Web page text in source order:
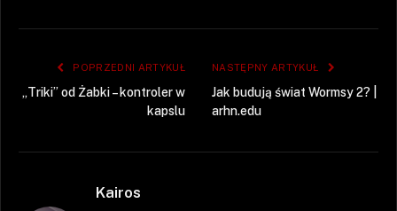
POPRZEDNI ARTYKUŁ
„Triki” od Żabki – kontroler w
kapslu
NASTĘPNY ARTYKUŁ
Jak budują świat Wormsy 2? |
arhn.edu
Kairos